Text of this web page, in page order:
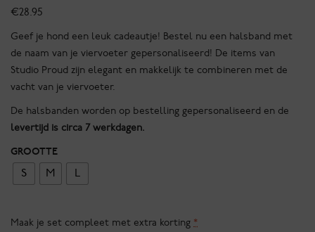
€28.95
Geef je hond een leuk cadeautje! Bestel nu een halsband met
de naam van je viervoeter gepersonaliseerd! De items van
Studio Proud zijn elegant en makkelijk te combineren met de
vacht van je viervoeter.
De halsbanden worden op bestelling gepersonaliseerd en de
levertijd is circa 7 werkdagen.
GROOTTE
S M L
Maak je set compleet met extra korting *